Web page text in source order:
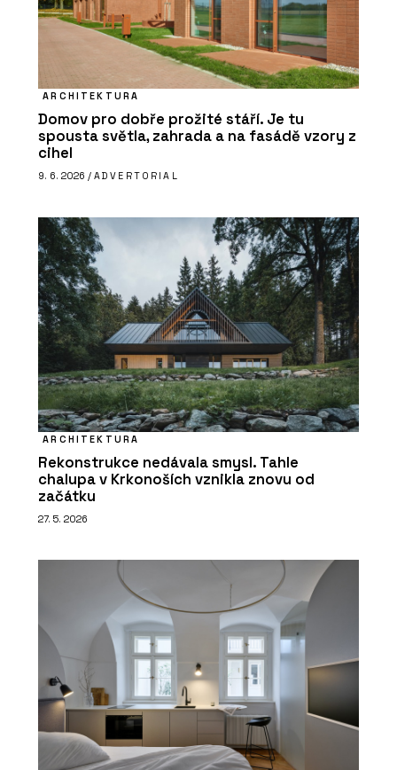
ARCHITEKTURA
Domov pro dobře prožité stáří. Je tu
spousta světla, zahrada a na fasádě vzory z
cihel
9. 6. 2026 / ADVERTORIAL
ARCHITEKTURA
Rekonstrukce nedávala smysl. Tahle
chalupa v Krkonoších vznikla znovu od
začátku
27. 5. 2026